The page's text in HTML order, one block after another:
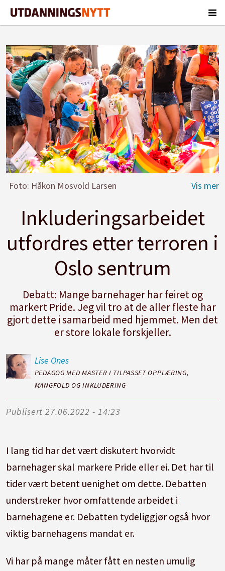
Foto: Håkon Mosvold Larsen
Inkluderingsarbeidet
utfordres etter terroren i
Oslo sentrum
Debatt: Mange barnehager har feiret og
markert Pride. Jeg vil tro at de aller fleste har
gjort dette i samarbeid med hjemmet. Men det
er store lokale forskjeller.
Lise Ones
PEDAGOG MED MASTER I TILPASSET OPPLÆRING,
MANGFOLD OG INKLUDERING
Publisert 27.06.2022 - 14:23
I lang tid har det vært diskutert hvorvidt
barnehager skal markere Pride eller ei. Det har til
tider vært betent uenighet om dette. Debatten
understreker hvor omfattende arbeidet i
barnehagene er. Debatten tydeliggjør også hvor
viktig barnehagens mandat er.
Vi har på mange måter fått en nesten umulig